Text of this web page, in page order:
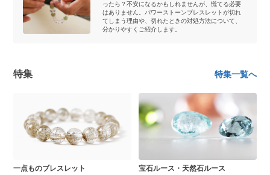
ったら？不安になるかもしれませんが、慌てる必要
はありません。パワーストーンブレスレットが切れ
てしまう理由や、切れたときの対処方法について、
分かりやすくご紹介します。
特集 特集一覧へ
一点ものブレスレット 宝石ルース・天然石ルース